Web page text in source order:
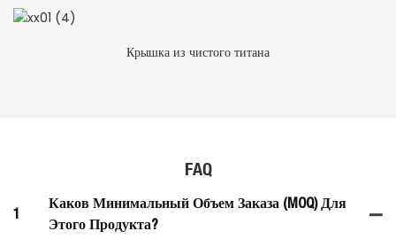
Крышка из чистого титана
FAQ
1
Каков Минимальный Объем Заказа (MOQ) Для
Этого Продукта?